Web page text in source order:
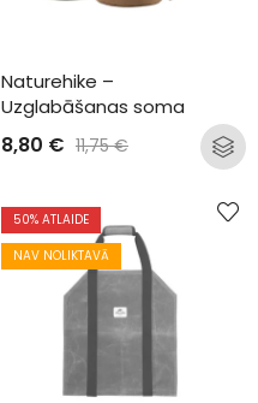
Naturehike –
Uzglabāšanas soma
8,80 € 11,75€
50% ATLAIDE
NAV NOLIKTAVĀ